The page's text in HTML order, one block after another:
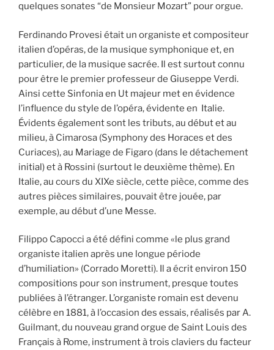
quelques sonates “de Monsieur Mozart” pour orgue.
Ferdinando Provesi était un organiste et compositeur
italien d’opéras, de la musique symphonique et, en
particulier, de la musique sacrée. Il est surtout connu
pour être le premier professeur de Giuseppe Verdi.
Ainsi cette Sinfonia en Ut majeur met en évidence
l’influence du style de l’opéra, évidente en Italie.
Évidents également sont les tributs, au début et au
milieu, à Cimarosa (Symphony des Horaces et des
Curiaces), au Mariage de Figaro (dans le détachement
initial) et à Rossini (surtout le deuxième thème). En
Italie, au cours du XIXe siècle, cette pièce, comme des
autres pièces similaires, pouvait être jouée, par
exemple, au début d’une Messe.
Filippo Capocci a été défini comme «le plus grand
organiste italien après une longue période
d’humiliation» (Corrado Moretti). Il a écrit environ 150
compositions pour son instrument, presque toutes
publiées à l’étranger. L’organiste romain est devenu
célèbre en 1881, à l’occasion des essais, réalisés par A.
Guilmant, du nouveau grand orgue de Saint Louis des
Français à Rome, instrument à trois claviers du facteur